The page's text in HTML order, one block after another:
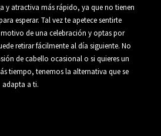
y atractiva más rápido, ya que no tienen
esperar. Tal vez te apetece sentirte
de una celebración y optas por
retirar fácilmente al día siguiente. No
de cabello ocasional o si quieres un
tiempo, tenemos la alternativa que se
adapta a ti.